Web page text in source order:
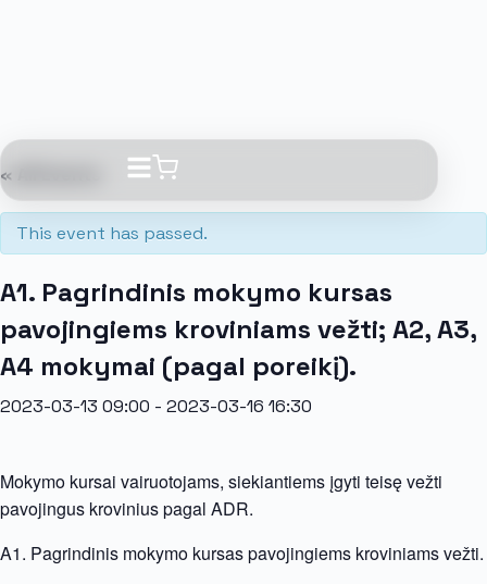
« All Events
This event has passed.
A1. Pagrindinis mokymo kursas
pavojingiems kroviniams vežti; A2, A3,
A4 mokymai (pagal poreikį).
2023-03-13 09:00 - 2023-03-16 16:30
Mokymo kursai vairuotojams, siekiantiems įgyti teisę vežti
pavojingus krovinius pagal ADR.
A1. Pagrindinis mokymo kursas pavojingiems kroviniams vežti.